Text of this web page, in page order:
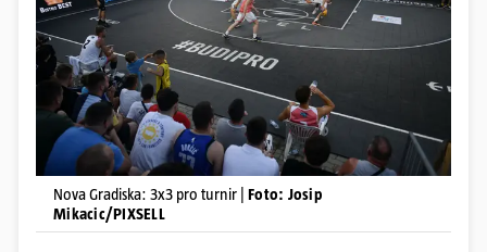
Nova Gradiska: 3x3 pro turnir | Foto: Josip
Mikacic/PIXSELL